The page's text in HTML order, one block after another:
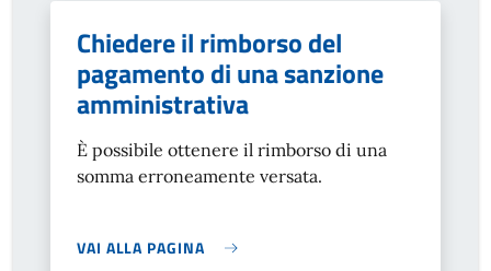
Chiedere il rimborso del
pagamento di una sanzione
amministrativa
È possibile ottenere il rimborso di una
somma erroneamente versata.
VAI ALLA PAGINA